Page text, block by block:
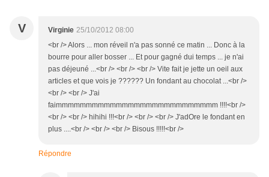
V Virginie 25/10/2012 08:00
<br /> Alors ... mon réveil n'a pas sonné ce matin ... Donc à la
bourre pour aller bosser ... Et pour gagné dui temps ... je n'ai
pas déjeuné ...<br /> <br /> <br /> Vite fait je jette un oeil aux
articles et que vois je ?????? Un fondant au chocolat ...<br />
<br /> <br /> J'ai
faimmmmmmmmmmmmmmmmmmmmmmmmmmm !!!!<br />
<br /> <br /> hihihi !!!<br /> <br /> <br /> J'adOre le fondant en
plus ....<br /> <br /> <br /> Bisous !!!!!<br />
Répondre